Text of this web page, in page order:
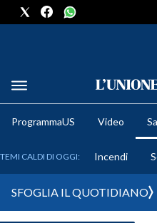
METEO
ProgrammaUS Video
TEMI CALDI DI OGGI: Incendi
SFOGLIA IL QUOTIDIANO